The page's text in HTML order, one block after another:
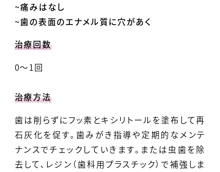
~痛みはなし
~歯の表面のエナメル質に穴があく
治療回数
0～1回
治療方法
歯は削らずにフッ素とキシリトールを塗布して再
石灰化を促す。歯みがき指導や定期的なメンテ
ナンスでチェックしていきます。または虫歯を除
去して、レジン（歯科用プラスチック）で補強しま